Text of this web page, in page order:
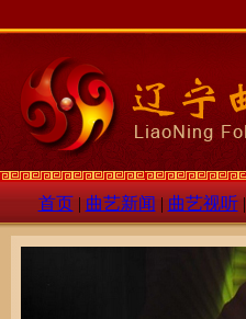
首页| 曲艺新闻 | 曲艺视听|